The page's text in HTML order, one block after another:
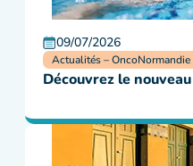
09/07/2026
Actualités – OncoNormandie
Découvrez le